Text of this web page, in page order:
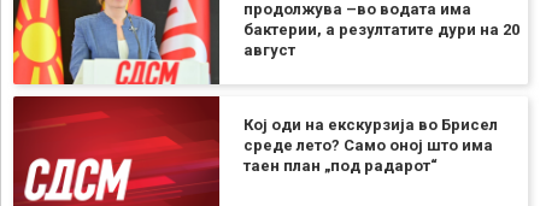
продолжува –во водата има
бактерии, а резултатите дури на 20
август
Кој оди на екскурзија во Брисел
среде лето? Само оној што има
таен план „под радарот“